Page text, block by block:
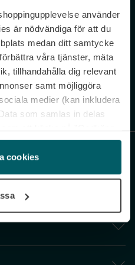
använder
är nödvändiga för att du
medan ditt samtycke
våra tjänster, mäta
tillhandahålla dig relevant
samt möjliggöra
medier (kan inkludera
som samlas in delas
samtliga cookies medan du
användningen av
samtycke när som helst.
cookies
vår Integritetspolicy. Avprenumerera